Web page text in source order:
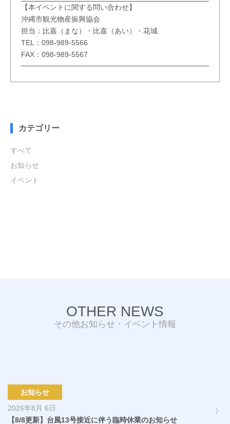
カテゴリー
すべて
お知らせ
イベント
【本イベントに関する問い合わせ】
沖縄市観光物産振興協会
担当：比嘉（まな）・比嘉（あい）・花城
TEL：098-989-5566
FAX：098-989-5567
OTHER NEWS
その他お知らせ・イベント情報
お知らせ
2026年8月 6日
【8/8更新】台風13号接近に伴う臨時休業のお知らせ